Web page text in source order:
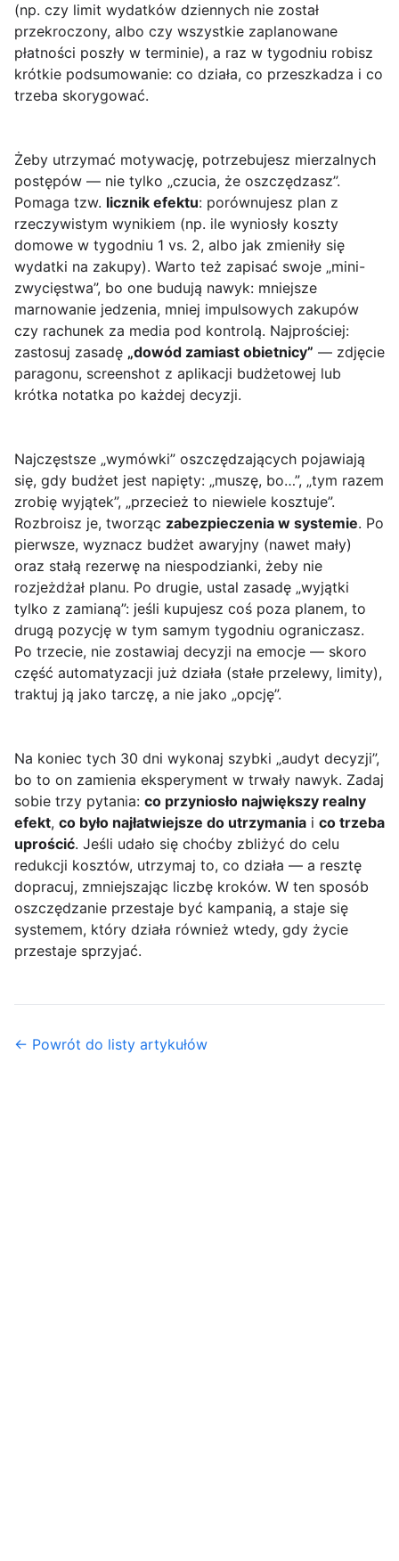
(np. czy limit wydatków dziennych nie został
przekroczony, albo czy wszystkie zaplanowane
płatności poszły w terminie), a raz w tygodniu robisz
krótkie podsumowanie: co działa, co przeszkadza i co
trzeba skorygować.
Żeby utrzymać motywację, potrzebujesz mierzalnych
postępów — nie tylko „czucia, że oszczędzasz”.
Pomaga tzw. licznik efektu: porównujesz plan z
rzeczywistym wynikiem (np. ile wyniosły koszty
domowe w tygodniu 1 vs. 2, albo jak zmieniły się
wydatki na zakupy). Warto też zapisać swoje „mini-
zwycięstwa”, bo one budują nawyk: mniejsze
marnowanie jedzenia, mniej impulsowych zakupów
czy rachunek za media pod kontrolą. Najprościej:
zastosuj zasadę „dowód zamiast obietnicy” — zdjęcie
paragonu, screenshot z aplikacji budżetowej lub
krótka notatka po każdej decyzji.
Najczęstsze „wymówki” oszczędzających pojawiają
się, gdy budżet jest napięty: „muszę, bo…”, „tym razem
zrobię wyjątek”, „przecież to niewiele kosztuje”.
Rozbroisz je, tworząc zabezpieczenia w systemie. Po
pierwsze, wyznacz budżet awaryjny (nawet mały)
oraz stałą rezerwę na niespodzianki, żeby nie
rozjeżdżał planu. Po drugie, ustal zasadę „wyjątki
tylko z zamianą”: jeśli kupujesz coś poza planem, to
drugą pozycję w tym samym tygodniu ograniczasz.
Po trzecie, nie zostawiaj decyzji na emocje — skoro
część automatyzacji już działa (stałe przelewy, limity),
traktuj ją jako tarczę, a nie jako „opcję”.
Na koniec tych 30 dni wykonaj szybki „audyt decyzji”,
bo to on zamienia eksperyment w trwały nawyk. Zadaj
sobie trzy pytania: co przyniosło największy realny
efekt, co było najłatwiejsze do utrzymania i co trzeba
uprościć. Jeśli udało się choćby zbliżyć do celu
redukcji kosztów, utrzymaj to, co działa — a resztę
dopracuj, zmniejszając liczbę kroków. W ten sposób
oszczędzanie przestaje być kampanią, a staje się
systemem, który działa również wtedy, gdy życie
przestaje sprzyjać.
← Powrót do listy artykułów